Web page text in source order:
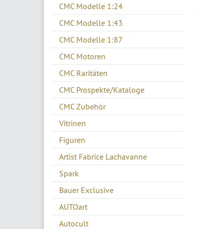
CMC Modelle 1:24
CMC Modelle 1:43
CMC Modelle 1:87
CMC Motoren
CMC Raritäten
CMC Prospekte/Kataloge
CMC Zubehör
Vitrinen
Figuren
Artist Fabrice Lachavanne
Spark
Bauer Exclusive
AUTOart
Autocult